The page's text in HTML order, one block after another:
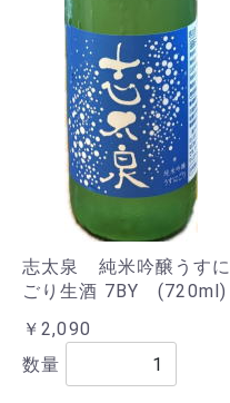
志太泉 純米吟醸うすに
ごり生酒 7BY (720ml)
￥2,090
数量